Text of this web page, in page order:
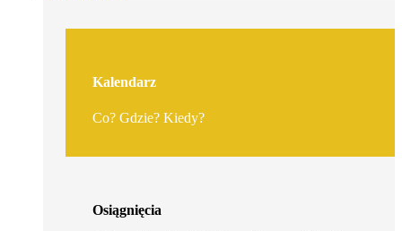
Kalendarz
Co? Gdzie? Kiedy?
Osiągnięcia